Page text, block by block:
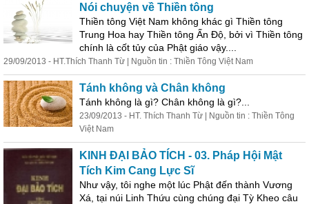
Nói chuyện về Thiền tông
Thiền tông Việt Nam không khác gì Thiền tông
Trung Hoa hay Thiền tông Ấn Độ, bởi vì Thiền tông
chính là cốt tủy của Phật giáo vậy....
29/09/2013 - HT.Thích Thanh Từ | Nguồn tin : Thiền Tông Việt Nam
Tánh không và Chân không
Tánh không là gì? Chân không là gì?...
23/09/2013 - HT. Thích Thanh Từ | Nguồn tin : Thiền Tông
Việt Nam
KINH ÐẠI BẢO TÍCH - 03. Pháp Hội Mật
Tích Kim Cang Lực Sĩ
Như vậy, tôi nghe một lúc Phật đến thành Vương
Xá, tại núi Linh Thứu cùng chúng đại Tỳ Kheo câu